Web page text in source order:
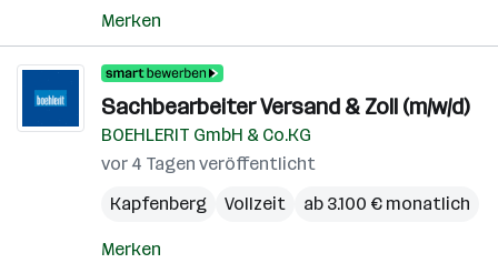
Merken
Sachbearbeiter Versand & Zoll (m/w/d)
BOEHLERIT GmbH & Co.KG
vor 4 Tagen veröffentlicht
Kapfenberg
Vollzeit ab 3.100 € monatlich
Merken